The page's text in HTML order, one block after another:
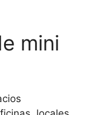
mini